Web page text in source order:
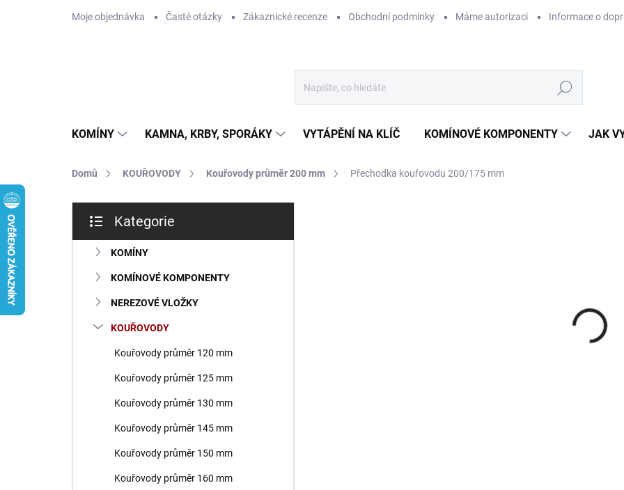
Moje objednávka Časté otázky Zákaznické recenze Obchodní podmínky Máme autorizaci Informace o
Hledat
KOMÍNY KAMNA, KRBY, SPORÁKY VYTÁPĚNÍ NA KLÍČ KOMÍNOVÉ KOMPONENTY JAK
Domů KOUŘOVODY Kouřovody průměr 200 mm Přechodka kouřovodu 200/175 mm
s
kategorie
Kategorie
KOMÍNY
KOMÍNOVÉ KOMPONENTY
NEREZOVÉ VLOŽKY
KOUŘOVODY
Kouřovody průměr 120 mm
Kouřovody průměr 125 mm
Kouřovody průměr 130 mm
Kouřovody průměr 145 mm
Kouřovody průměr 150 mm
Kouřovody průměr 160 mm